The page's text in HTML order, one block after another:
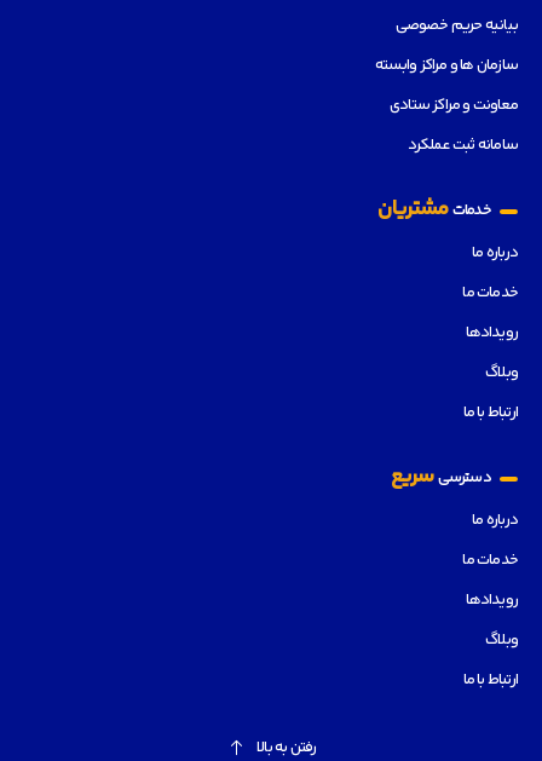
بیانیه حریم خصوصی
سازمان ها و مراکز وابسته
معاونت و مراکز ستادی
سامانه ثبت عملکرد
خدماتمشتریان
درباره ما
خدمات ما
رویدادها
وبلاگ
ارتباط با ما
دسترسیسریع
درباره ما
خدمات ما
رویدادها
وبلاگ
ارتباط با ما
رفتن به بالا